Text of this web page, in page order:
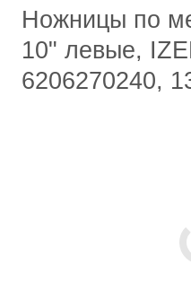
Ножницы по
10" левые,
6206270240,